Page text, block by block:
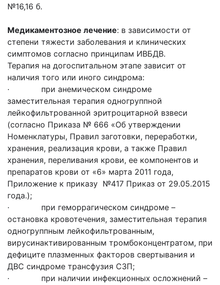
№16,16 б.
Медикаментозное лечение: в зависимости от
степени тяжести заболевания и клинических
симптомов согласно принципам ИВБДВ.
Терапия на догоспитальном этапе зависит от
наличия того или иного синдрома:
· при анемическом синдроме
заместительная терапия одногруппной
лейкофильтрованной эритроцитарной взвеси
(согласно Приказа № 666 «Об утверждении
Номенклатуры, Правил заготовки, переработки,
хранения, реализация крови, а также Правил
хранения, переливания крови, ее компонентов и
препаратов крови от «6» марта 2011 года,
Приложение к приказу №417 Приказ от 29.05.2015
года.);
· при геморрагическом синдроме –
остановка кровотечения, заместительная терапия
одногруппным лейкофильтрованным,
вирусинактивированным тромбоконцентратом, при
дефиците плазменных факторов свертывания и
ДВС синдроме трансфузия СЗП;
· при наличии инфекционных осложнений –